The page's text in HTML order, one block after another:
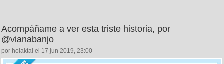
Acompáñame a ver esta triste historia, por
@vianabanjo
por holaktal el 17 jun 2019, 23:00